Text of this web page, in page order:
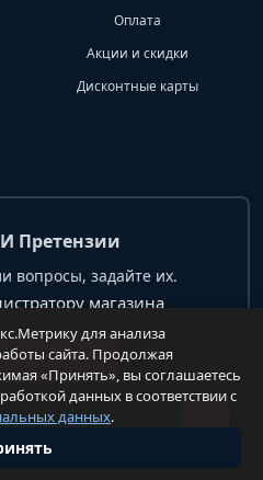
Оплата
Акции и скидки
Дисконтные карты
Претензии
вопросы, задайте их.
магазина
62 99 428
для анализа
сайта. Продолжая
«Принять», вы соглашаетесь
данных в соответствии с
данных.